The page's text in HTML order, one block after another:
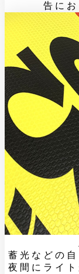
告に
蓄光などの
夜間にライ